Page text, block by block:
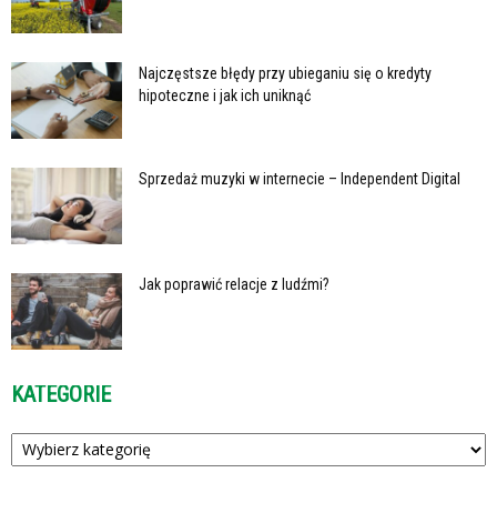
Najczęstsze błędy przy ubieganiu się o kredyty
hipoteczne i jak ich uniknąć
Sprzedaż muzyki w internecie – Independent Digital
Jak poprawić relacje z ludźmi?
KATEGORIE
Kategorie